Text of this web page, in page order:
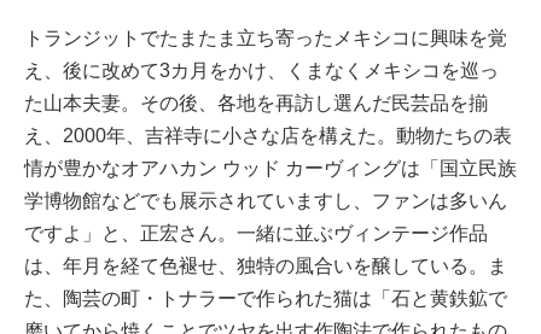
トランジットでたまたま立ち寄ったメキシコに興味を覚
え、後に改めて3カ月をかけ、くまなくメキシコを巡っ
た山本夫妻。その後、各地を再訪し選んだ民芸品を揃
え、2000年、吉祥寺に小さな店を構えた。動物たちの表
情が豊かなオアハカン ウッド カーヴィングは「国立民族
学博物館などでも展示されていますし、ファンは多いん
ですよ」と、正宏さん。一緒に並ぶヴィンテージ作品
は、年月を経て色褪せ、独特の風合いを醸している。ま
た、陶芸の町・トナラーで作られた猫は「石と黄鉄鉱で